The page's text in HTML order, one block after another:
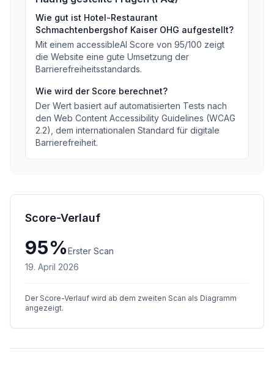
Wie gut ist Hotel-Restaurant
Schmachtenbergshof Kaiser OHG aufgestellt?
Mit einem accessibleAI Score von 95/100 zeigt
die Website eine gute Umsetzung der
Barrierefreiheitsstandards.
Wie wird der Score berechnet?
Der Wert basiert auf automatisierten Tests nach
den Web Content Accessibility Guidelines (WCAG
2.2), dem internationalen Standard für digitale
Barrierefreiheit.
Score-Verlauf
95%Erster Scan
19. April 2026
Der Score-Verlauf wird ab dem zweiten Scan als Diagramm
angezeigt.